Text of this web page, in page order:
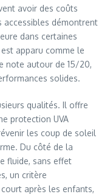
avoir des coûts
accessibles démontrent
dans certaines
apparu comme le
note autour de 15/20,
solides.
qualités. Il offre
protection UVA
les coup de soleil
Du côté de la
fluide, sans effet
un critère
après les enfants,